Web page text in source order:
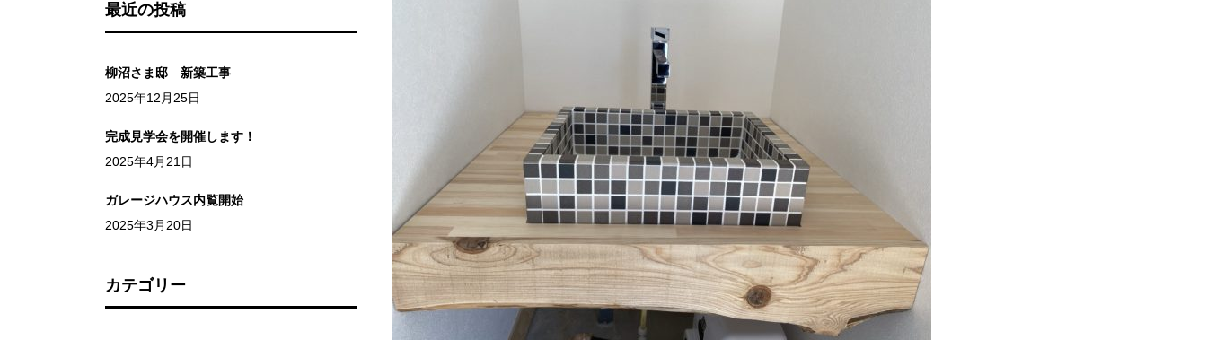
最近の投稿
柳沼さま邸 新築工事
2025年12月25日
完成見学会を開催します！
2025年4月21日
ガレージハウス内覧開始
2025年3月20日
カテゴリー